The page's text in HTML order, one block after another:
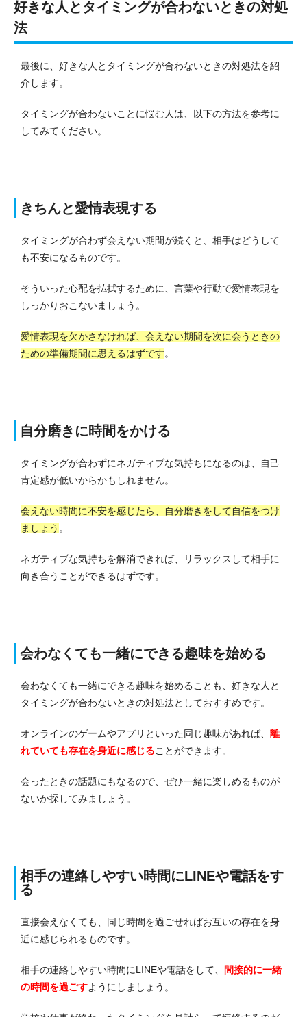
好きな人とタイミングが合わないときの対処
法
最後に、好きな人とタイミングが合わないときの対処法を紹
介します。
タイミングが合わないことに悩む人は、以下の方法を参考に
してみてください。
きちんと愛情表現する
タイミングが合わず会えない期間が続くと、相手はどうして
も不安になるものです。
そういった心配を払拭するために、言葉や行動で愛情表現を
しっかりおこないましょう。
愛情表現を欠かさなければ、会えない期間を次に会うときの
ための準備期間に思えるはずです。
自分磨きに時間をかける
タイミングが合わずにネガティブな気持ちになるのは、自己
肯定感が低いからかもしれません。
会えない時間に不安を感じたら、自分磨きをして自信をつけ
ましょう 。
ネガティブな気持ちを解消できれば、リラックスして相手に
向き合うことができるはずです。
会わなくても一緒にできる趣味を始める
会わなくても一緒にできる趣味を始めることも、好きな人と
タイミングが合わないときの対処法としておすすめです。
オンラインのゲームやアプリといった同じ趣味があれば、 離
れていても存在を身近に感じることができます。
会ったときの話題にもなるので、ぜひ一緒に楽しめるものが
ないか探してみましょう。
相手の連絡しやすい時間にLINEや電話をす
る
直接会えなくても、同じ時間を過ごせればお互いの存在を身
近に感じられるものです。
相手の連絡しやすい時間にLINEや電話をして、 間接的に一緒
の時間を過ごすようにしましょう。